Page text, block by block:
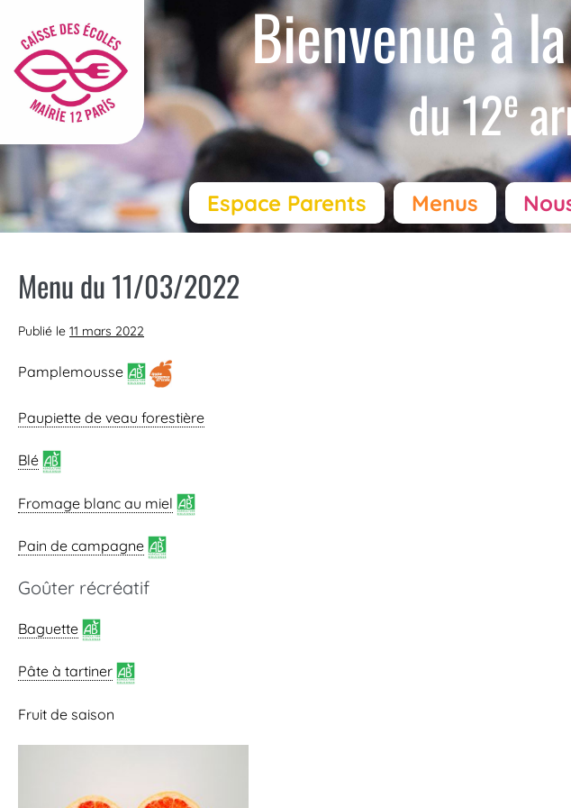
Bienvenue à
du 12e
Espace Parents
Menus
Menu du 11/03/2022
Publié le 11 mars 2022
Pamplemousse
Paupiette de veau forestière
Blé
Fromage blanc au miel
Pain de campagne
Goûter récréatif
Baguette
Pâte à tartiner
Fruit de saison